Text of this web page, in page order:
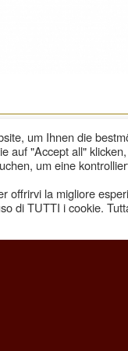
potete
um Ihnen die
auf "Accept all"
um eine
offrirvi la migliore
di TUTTI i cookie.